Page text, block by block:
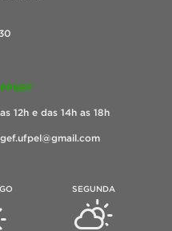
12h e das 14h as 18h
SEGUNDA